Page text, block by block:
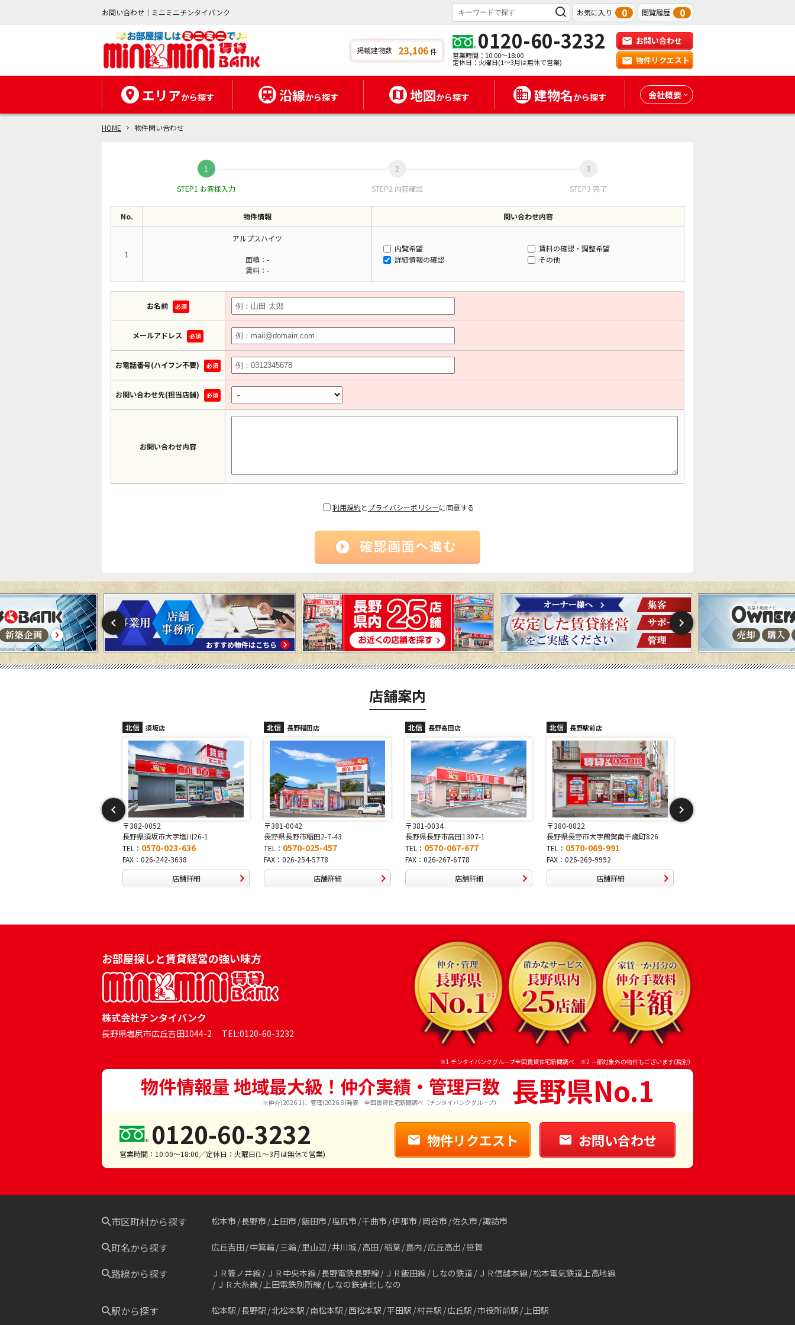
お問い合わせ｜ミニミニチンタイバンク お気に入り 0 閲覧履歴 0
掲載建物数 23,106件 0120-60-3232
営業時間：10:00～18:00
定休日：火曜日(1～3月は無休で営業)
お問い合わせ
物件リクエスト
エリアから探す 沿線から探す 地図から探す 建物名から探す 会社概要
HOME 物件問い合わせ
STEP1 お客様入力 STEP2 内容確認 STEP3 完了
No. 物件情報 問い合わせ内容
1
アルプスハイツ
面積：-
賃料：-
内覧希望
賃料の確認・調整希望
詳細情報の確認
その他
お名前 必須
メールアドレス 必須
お電話番号(ハイフン不要) 必須
お問い合わせ先(担当店舗) 必須
お問い合わせ内容
利用規約とプライバシーポリシーに同意する
店舗案内
北信 長野稲田店
〒381-0042
長野県長野市稲田2-7-43
TEL：0570-025-457
FAX：026-254-5778
店舗詳細
北信 長野高田店
〒381-0034
長野県長野市高田1307-1
TEL：0570-067-677
FAX：026-267-6778
店舗詳細
北信 長野駅前店
〒380-0822
長野県長野市大字鶴賀南千歳町826
TEL：0570-069-991
FAX：026-269-9992
店舗詳細
北信 長野稲里店
〒381-2243
長野県長野市稲里1-5-25
TEL：0570-067-878
FAX：026-286-7888
店舗詳細
お部屋探しと賃貸経営の強い味方
株式会社チンタイバンク
長野県塩尻市広丘吉田1044-2 TEL:0120-60-3232
※1 チンタイバンクグループ全国賃貸住宅新聞調べ ※2 一部対象外の物件もございます(税別)
物件情報量 地域最大級！仲介実績・管理戸数
※仲介(2026.1)、管理(2026.8)発表 全国賃貸住宅新聞調べ（チンタイバンクグループ） 長野県No.1
0120-60-3232
営業時間：10:00～18:00／定休日：火曜日(1～3月は無休で営業)
物件リクエスト お問い合わせ
市区町村から探す 松本市 長野市 上田市 飯田市 塩尻市 千曲市 伊那市 岡谷市 佐久市 諏訪市
町名から探す 広丘吉田 中箕輪 三輪 里山辺 井川城 高田 稲葉 島内 広丘高出 笹賀
路線から探す ＪＲ篠ノ井線 ＪＲ中央本線 長野電鉄長野線 ＪＲ飯田線 しなの鉄道 ＪＲ信越本線 松本電気鉄道上高地線
ＪＲ大糸線 上田電鉄別所線 しなの鉄道北しなの
駅から探す 松本駅 長野駅 北松本駅 南松本駅 西松本駅 平田駅 村井駅 広丘駅 市役所前駅 上田駅